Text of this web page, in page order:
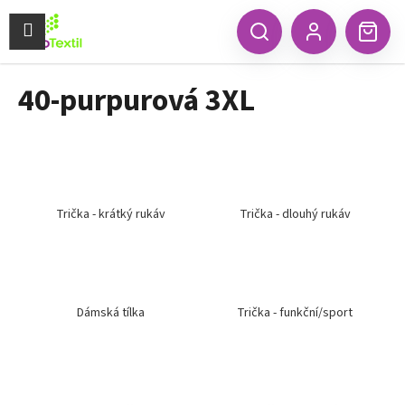
obsah
HledatPřihlášení
Menu
40-purpurová 3XL
Trička - krátký rukáv Trička - dlouhý rukáv
Dámská tílka Trička - funkční/sport
K
š Zpět
Zpět
C